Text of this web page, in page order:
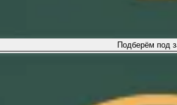
Подберём под